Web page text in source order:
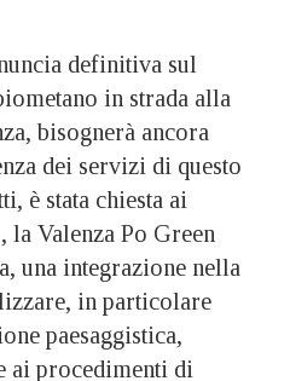
definitiva sul
in strada alla
bisognerà ancora
dei servizi di questo
è stata chiesta ai
Valenza Po Green
una integrazione nella
in particolare
paesaggistica,
ai procedimenti di